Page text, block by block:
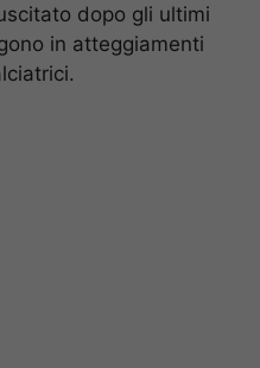
dopo gli ultimi
in atteggiamenti